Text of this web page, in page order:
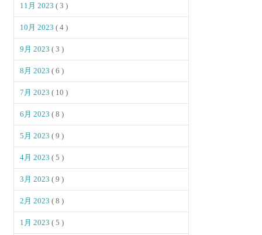
11月 2023( 3 )
10月 2023( 4 )
9月 2023( 3 )
8月 2023( 6 )
7月 2023( 10 )
6月 2023( 8 )
5月 2023( 9 )
4月 2023( 5 )
3月 2023( 9 )
2月 2023( 8 )
1月 2023( 5 )